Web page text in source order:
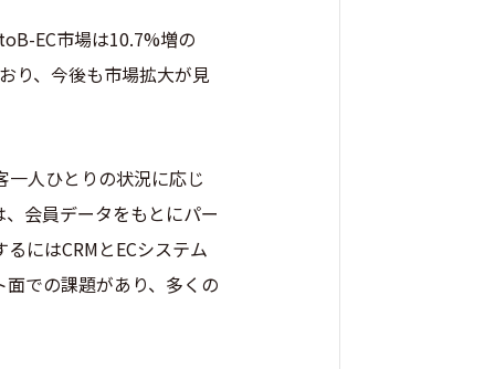
EC市場は10.7%増の
り、今後も市場拡大が見
人ひとりの状況に応じ
会員データをもとにパー
にはCRMとECシステム
での課題があり、多くの